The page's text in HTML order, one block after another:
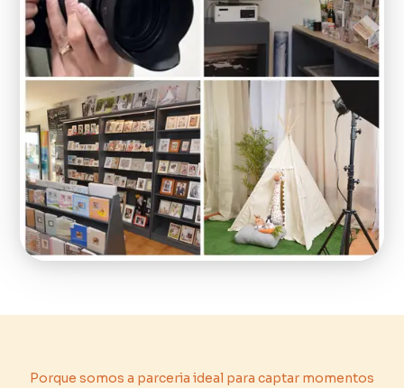
Porque somos a parceria ideal para captar momentos